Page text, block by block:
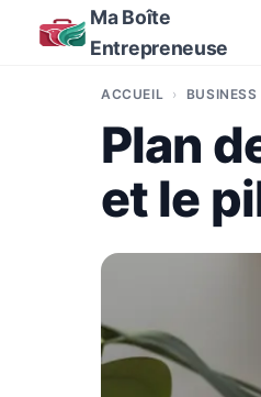
Ma Boîte
Entrepreneuse
ACCUEIL BUSINESS
Plan
et le